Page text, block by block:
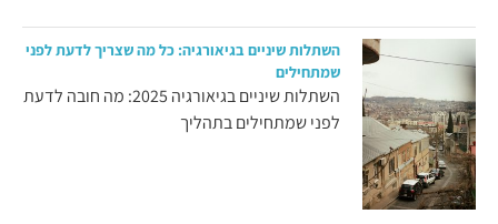
השתלות שיניים בגיאורגיה: כל מה שצריך לדעת לפני
שמתחילים
השתלות שיניים בגיאורגיה 2025: מה חובה לדעת
לפני שמתחילים בתהליך